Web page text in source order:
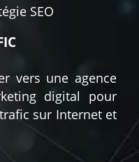
SEO
vers une agence
digital pour
sur Internet et